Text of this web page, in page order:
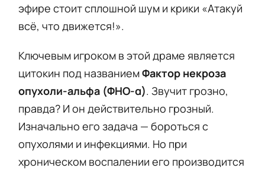
эфире стоит сплошной шум и крики «Атакуй
всё, что движется!».
Ключевым игроком в этой драме является
цитокин под названиемФактор некроза
опухоли-альфа (ФНО-α). Звучит грозно,
правда? И он действительно грозный.
Изначально его задача — бороться с
опухолями и инфекциями. Но при
хроническом воспалении его производится